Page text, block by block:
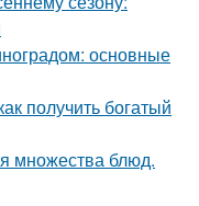
основные
получить богатый
множества блюд.